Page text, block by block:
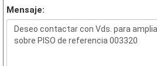
Mensaje: